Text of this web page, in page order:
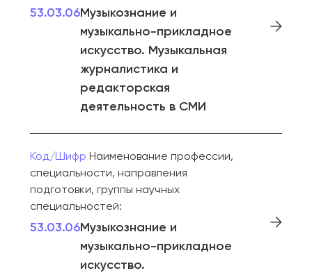
53.03.06Музыкознание и
музыкально-прикладное
искусство. Музыкальная
журналистика и
редакторская
деятельность в СМИ
Код/Шифр Наименование профессии,
специальности, направления
подготовки, группы научных
специальностей:
53.03.06Музыкознание и
музыкально-прикладное
искусство.